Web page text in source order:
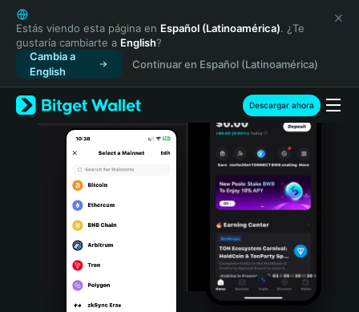
English
日本語
Tiếng Việt
Русский
Español (Latinoamérica)
Türkçe
Italiano
Português (Portugal)
Bahasa Indonesia
Estás viendo esta página en Español (Latinoamérica). ¿Te
gustaría cambiarte a English?
Cambia a
English
Continuar en Español (Latinoamérica)
Descargar ahora